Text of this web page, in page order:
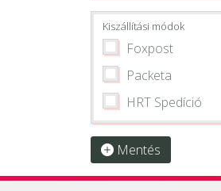
Kiszállítási módok
Foxpost
Packeta
HRT Spedíció
Mentés